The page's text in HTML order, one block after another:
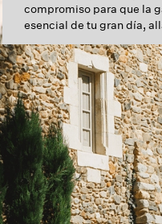
compromiso para que la
esencial de tu gran día,